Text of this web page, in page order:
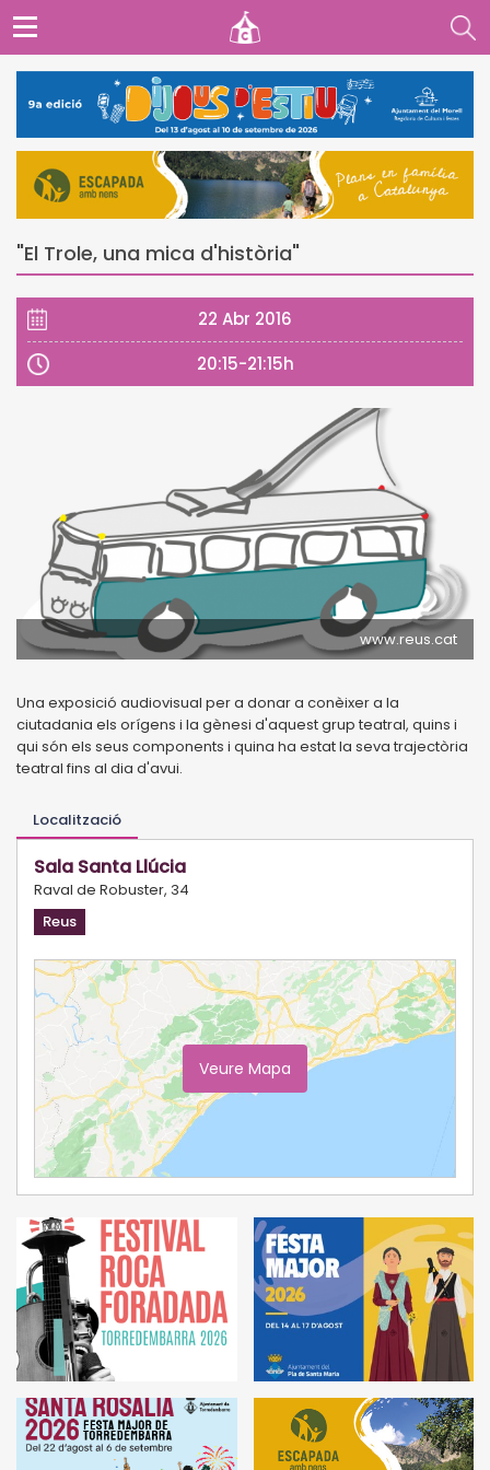
"El Trole, una mica d'història"
22 Abr 2016
20:15-21:15h
www.reus.cat
Una exposició audiovisual per a donar a conèixer a la
ciutadania els orígens i la gènesi d'aquest grup teatral, quins i
qui són els seus components i quina ha estat la seva trajectòria
teatral fins al dia d'avui.
Localització
Sala Santa Llúcia
Raval de Robuster, 34
Reus
Veure Mapa